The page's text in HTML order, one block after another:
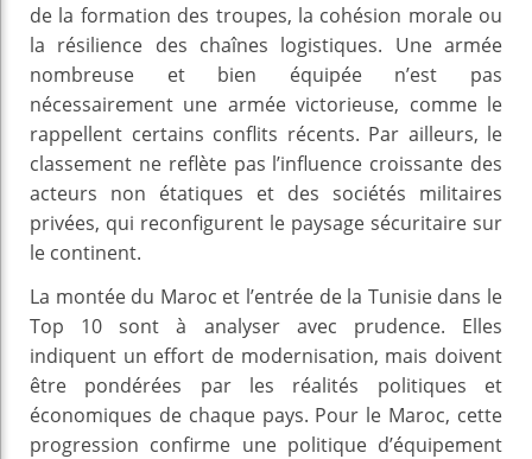
de la formation des troupes, la cohésion morale ou
la résilience des chaînes logistiques. Une armée
nombreuse et bien équipée n’est pas
nécessairement une armée victorieuse, comme le
rappellent certains conflits récents. Par ailleurs, le
classement ne reflète pas l’influence croissante des
acteurs non étatiques et des sociétés militaires
privées, qui reconfigurent le paysage sécuritaire sur
le continent.
La montée du Maroc et l’entrée de la Tunisie dans le
Top 10 sont à analyser avec prudence. Elles
indiquent un effort de modernisation, mais doivent
être pondérées par les réalités politiques et
économiques de chaque pays. Pour le Maroc, cette
progression confirme une politique d’équipement